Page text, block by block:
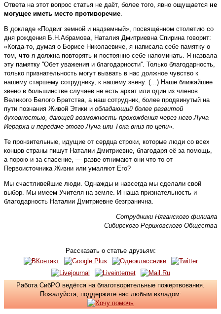
Ответа на этот вопрос статья не даёт, более того, явно ощущается не
могущее иметь место противоречие
В докладе «Подвиг земной и надземный», посвящённом столетию со
дня рождения Б.Н.Абрамова, Наталия Дмитриевна Спирина говорит:
«Когда-то, думая о Борисе Николаевиче, я написала себе памятку о
том, что я должна повторять и постоянно себе напоминать. Я назвала
эту памятку ''Обет уважения и благодарности''. Только благодарность,
только признательность могут вызвать в нас должное чувство к
нашему старшему сотруднику, к нашему звену. (…) Наше ближайшее
звено в большинстве случаев не есть архат или один из членов
Великого Белого Братства, а наш сотрудник, более продвинутый на
пути познания Живой Этики и обладающий более развитой
духовностью, дающей возможность прохождения через него Луча
Иерарха и передаче этого Луча или Тока вниз по цепи».
Те пронзительные, идущие от сердца строки, которые люди со всех
концов страны пишут Наталии Дмитриевне, благодаря её за помощь,
а порою и за спасение, — разве отнимают они что-то от
Первоисточника Жизни или умаляют Его?
Мы счастливейшие люди. Однажды и навсегда мы сделали свой
выбор. Мы имеем Учителя на земле. И наша признательность и
благодарность Наталии Дмитриевне безгранична.
Сотрудники Няганского филиала
Сибирского Рериховского Общества
Рассказать о статье друзьям:
Работа СибРО ведётся на благотворительные пожертвования.
Пожалуйста, поддержите нас любым вкладом: